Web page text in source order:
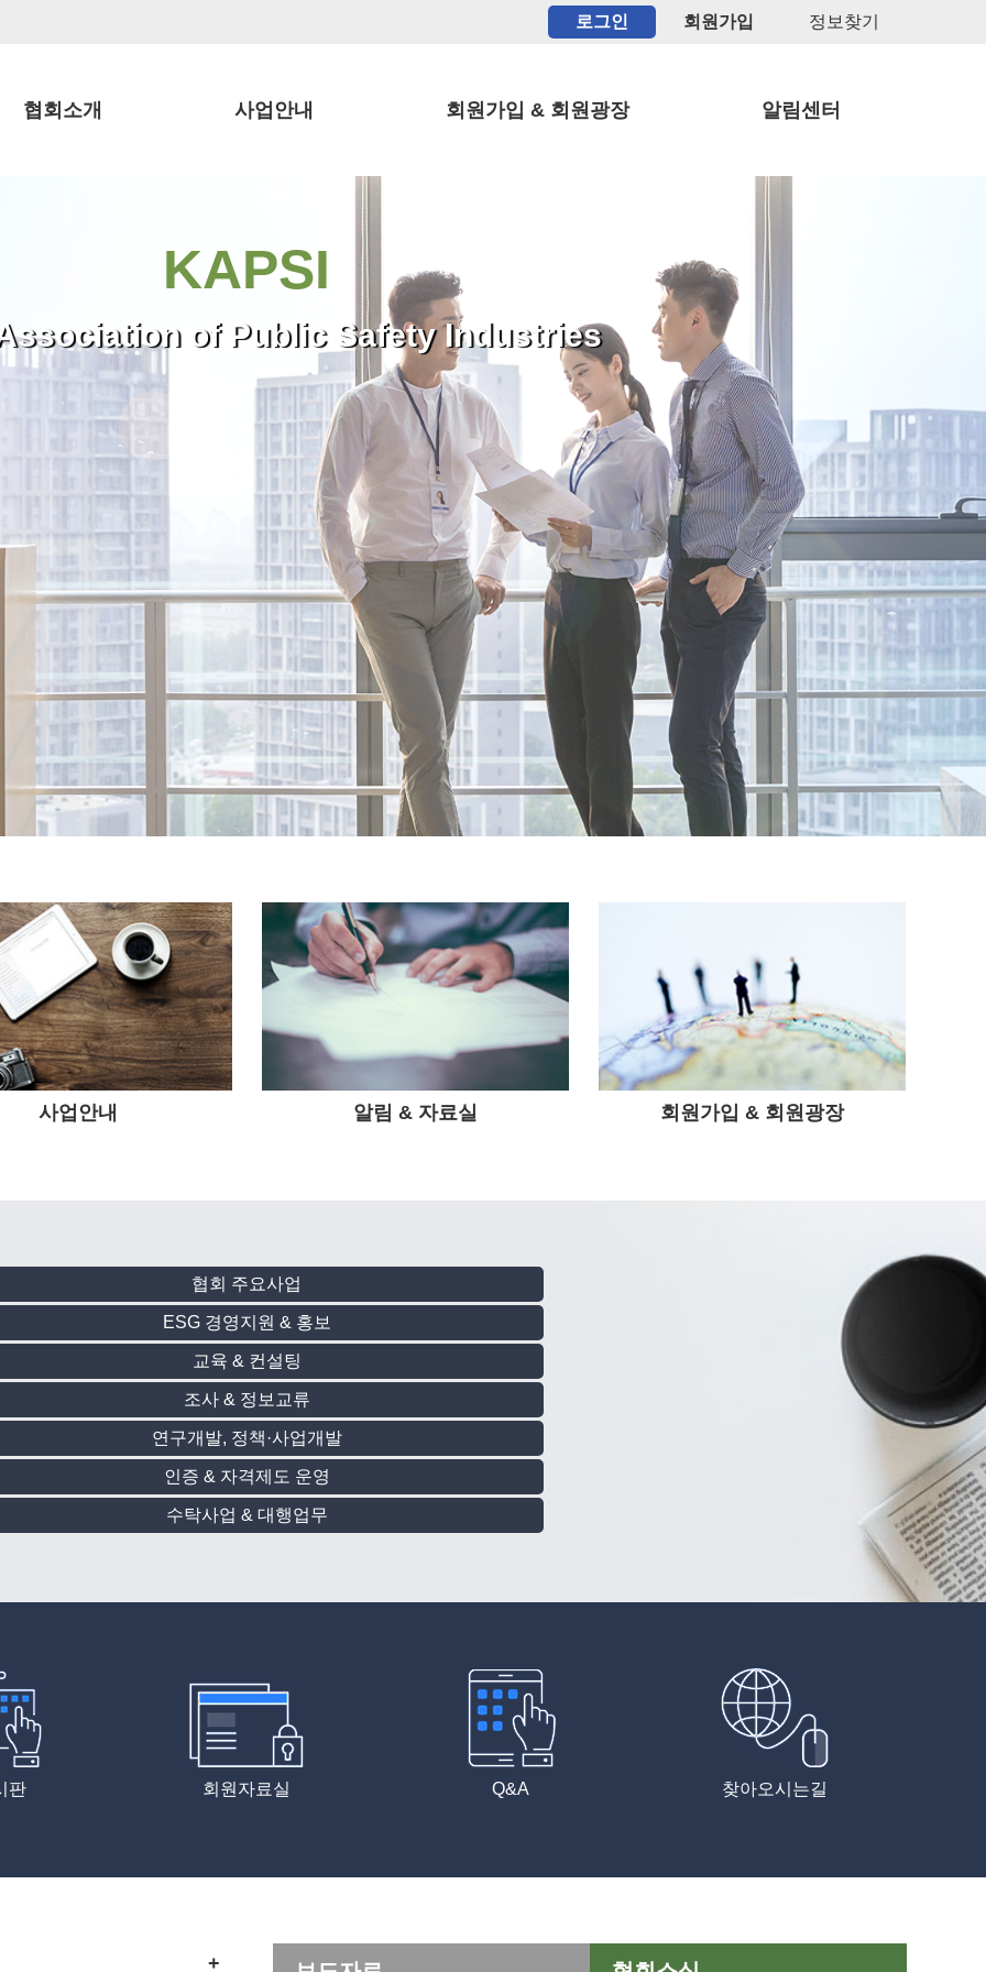
정보찾기
회원가입
로그인
협회소개 사업안내 회원가입 & 회원광장 알림센터
KAPSI
of Public Safety Industries
사업안내 알림 & 자료실 회원가입 & 회원광장
협회 주요사업
ESG 경영지원 & 홍보
교육 & 컨설팅
조사 & 정보교류
연구개발, 정책·사업개발
인증 & 자격제도 운영
수탁사업 & 대행업무
판 회원자료실 Q&A 찾아오시는길
+